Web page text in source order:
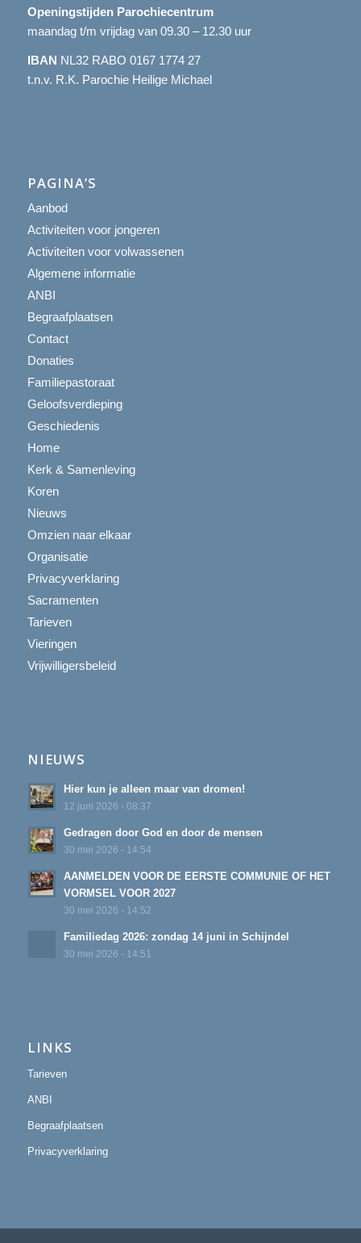
Openingstijden Parochiecentrum
maandag t/m vrijdag van 09.30 – 12.30 uur
IBAN NL32 RABO 0167 1774 27
t.n.v. R.K. Parochie Heilige Michael
PAGINA’S
Aanbod
Activiteiten voor jongeren
Activiteiten voor volwassenen
Algemene informatie
ANBI
Begraafplaatsen
Contact
Donaties
Familiepastoraat
Geloofsverdieping
Geschiedenis
Home
Kerk & Samenleving
Koren
Nieuws
Omzien naar elkaar
Organisatie
Privacyverklaring
Sacramenten
Tarieven
Vieringen
Vrijwilligersbeleid
NIEUWS
Hier kun je alleen maar van dromen!
12 juni 2026 - 08:37
Gedragen door God en door de mensen
30 mei 2026 - 14:54
AANMELDEN VOOR DE EERSTE COMMUNIE OF HET
VORMSEL VOOR 2027
30 mei 2026 - 14:52
Familiedag 2026: zondag 14 juni in Schijndel
30 mei 2026 - 14:51
LINKS
Tarieven
ANBI
Begraafplaatsen
Privacyverklaring